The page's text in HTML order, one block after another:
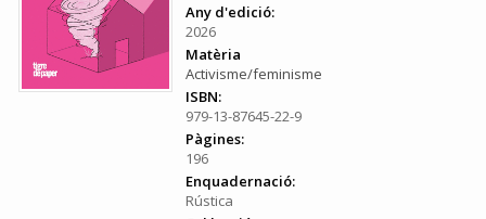
Any d'edició:
2026
Matèria
Activisme/feminisme
ISBN:
979-13-87645-22-9
Pàgines:
196
Enquadernació:
Rústica